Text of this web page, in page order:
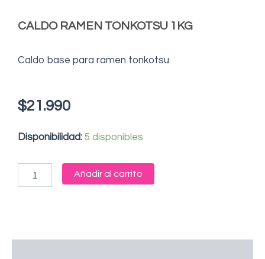
CALDO RAMEN TONKOTSU 1KG
Caldo base para ramen tonkotsu.
$21.990
Disponibilidad: 5 disponibles
CALDO
Añadir al carrito